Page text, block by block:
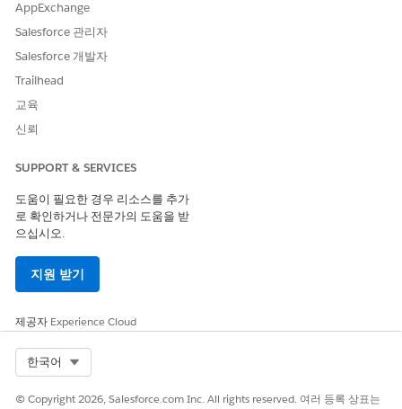
중요(9.0~10.0)
위험 영향 고려 사항
므로 어떤 특정 하드웨어가 작업을 수행했는지 또는 레코드에 액세
스했는지 증명할 수 없습니다.
고위험 시점
장치가 하드웨어를 변경하거나 로컬 저장소를 스크래핑하여 정적
자격 증명을 얻을 수 있는 안전하지 않은 물리적 환경(예: 공개 키오
스크 또는 원격 센서)에 배포되는 경우 위험이 크게 높습니다.
낮은 위험 시기
지므로 장치가 토큰을 수신하기 위해 고유한 하드웨어 바운드 비공
개 키를 보유하고 있는지 확인해야 합니다.
비즈니스 및 통합 고려 사항
자산 토큰을 구현하려면 "장치 프로비저닝" 전략이 필요하며, 모든
AppExchange
Salesforce 관리자
Salesforce 개발자
Trailhead
교육
신뢰
SUPPORT & SERVICES
도움이 필요한 경우 리소스를 추가
로 확인하거나 전문가의 도움을 받
으십시오.
지원 받기
제공자 Experience Cloud
한국어
© Copyright 2026, Salesforce.com Inc. All rights reserved. 여러 등록 상표는